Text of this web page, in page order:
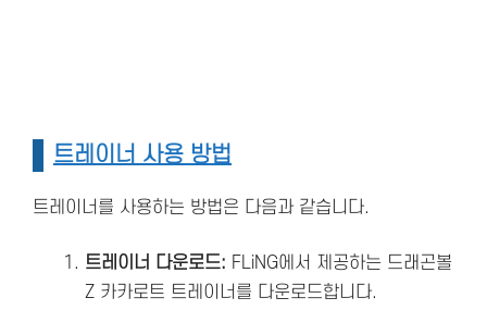
트레이너 사용 방법
트레이너를 사용하는 방법은 다음과 같습니다.
트레이너 다운로드: FLiNG에서 제공하는 드래곤볼
Z 카카로트 트레이너를 다운로드합니다.